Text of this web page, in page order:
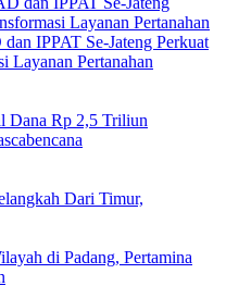
IPPAT Se-Jateng Perkuat
Layanan Pertanahan
Dana Rp 2,5 Triliun
Dari Timur,